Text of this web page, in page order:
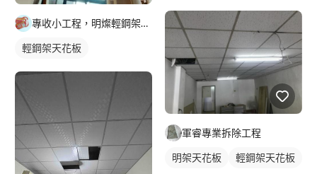
專收小工程，明燦輕鋼架， 隔間，天花板，維修，開孔，專作小坪
輕鋼架天花板
輕鋼架天花板
軍睿專業拆除工程
明架天花板 輕鋼架天花板